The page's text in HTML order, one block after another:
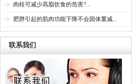
肉桂可减少高脂饮食的危害?...
肥胖引起的肌肉功能下降不会因体重减...
联系我们